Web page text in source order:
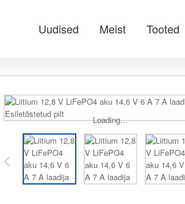
Uudised Meist Tooted
Loading...